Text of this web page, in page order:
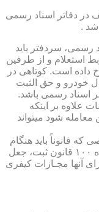
در دفاتر اسناد رسمی
.
رسمی، سردفتر باید
استعلام و از طرفین
داده است. کوتاهی در
خودرو و حق الثبت
اسناد رسمی باشد.
علاوه بر اینکه
شود میتواند
قانوناً باید هنگام
تنظیم سند حضــــور داشته باشند، طبق ماده ۱۰۰ قانون ثبت، جعل
آنها مجـازات کیفری